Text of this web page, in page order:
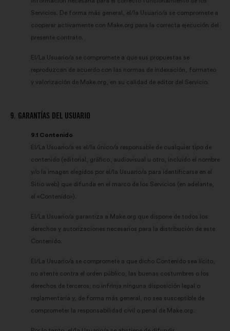
Servicios. De forma más general, el/la Usuario/a se compromete a
cooperar activamente con Make.org para la correcta ejecución del
presente contrato.
El/La Usuario/a se compromete a que sus propuestas se
reproduzcan de acuerdo con las normas de indexación, formateo
y valorización de Make.org, en su calidad de editor del Servicio.
9. GARANTÍAS DEL USUARIO
9.1 Contenido
El/La Usuario/a es el/la único/a responsable de cualquier tipo de
contenido (editorial, gráfico, audiovisual u otro, incluido el nombre
y/o la imagen elegidos por el/la Usuario/a para identificarse en el
Sitio web) que difunda en el marco de los Servicios (en adelante,
el «Contenido»).
El/La Usuario/a garantiza a Make.org que dispone de todos los
derechos y autorizaciones necesarios para la distribución de este
Contenido.
El/La Usuario/a se compromete a que dicho Contenido sea lícito,
no atente contra el orden público, las buenas costumbres o los
derechos de terceros; no infrinja ninguna disposición legal o
reglamentaria y, de forma más general, no sea susceptible de
comprometer la responsabilidad civil o penal de Make.org.